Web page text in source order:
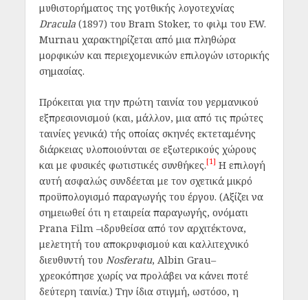
μυθιστορήματος της γοτθικής λογοτεχνίας
Dracula (1897) του Bram Stoker, το φιλμ του F.W.
Murnau χαρακτηρίζεται από μια πληθώρα
μορφικών και περιεχομενικών επιλογών ιστορικής
σημασίας.
Πρόκειται για την πρώτη ταινία του γερμανικού
εξπρεσιονισμού (και, μάλλον, μια από τις πρώτες
ταινίες γενικά) τής οποίας σκηνές εκτεταμένης
διάρκειας υλοποιούνται σε εξωτερικούς χώρους
και με φυσικές φωτιστικές συνθήκες.[1] Η επιλογή
αυτή ασφαλώς συνδέεται με τον σχετικά μικρό
προϋπολογισμό παραγωγής του έργου. (Αξίζει να
σημειωθεί ότι η εταιρεία παραγωγής, ονόματι
Prana Film –ιδρυθείσα από τον αρχιτέκτονα,
μελετητή του αποκρυφισμού και καλλιτεχνικό
διευθυντή του Nosferatu, Albin Grau–
χρεοκόπησε χωρίς να προλάβει να κάνει ποτέ
δεύτερη ταινία.) Την ίδια στιγμή, ωστόσο, η